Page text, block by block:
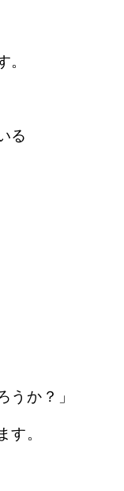
。
る
うか？」
す。